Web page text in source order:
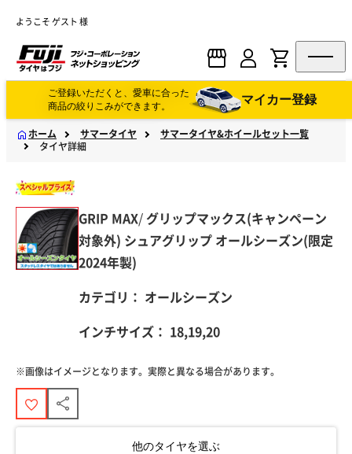
ようこそ ゲスト 様
ご登録いただくと、愛車に合った
商品の絞りこみができます。
マイカー登録
ホーム サマータイヤ
サマータイヤ&ホイールセット一覧
タイヤ詳細
GRIP MAX/ グリップマックス(キャンペーン
対象外) シュアグリップ オールシーズン(限定
2024年製)
カテゴリ： オールシーズン
インチサイズ： 18,19,20
※画像はイメージとなります。実際と異なる場合があります。
他のタイヤを選ぶ